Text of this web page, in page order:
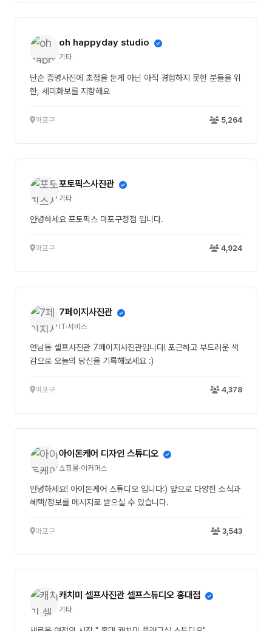
oh happyday studio
기타
단순 증명사진에 초점을 둔게 아닌 아직 경험하지 못한 분들을 위
한, 세미화보를 지향해요
마포구 5,264
포토픽스사진관
기타
안녕하세요 포토픽스 마포구청점 입니다.
마포구 4,924
7페이지사진관
IT·서비스
연남동 셀프사진관 7페이지사진관입니다! 포근하고 부드러운 색
감으로 오늘의 당신을 기록해보세요 :)
마포구 4,378
아이돈케어 디자인 스튜디오
쇼핑몰·이커머스
안녕하세요! 아이돈케어 스튜디오 입니다:) 앞으로 다양한 소식과
혜택/정보를 메시지로 받으실 수 있습니다.
마포구 3,543
캐치미 셀프사진관 셀프스튜디오 홍대점
기타